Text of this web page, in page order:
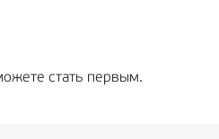
стать первым.